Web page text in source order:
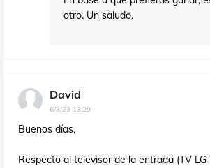
otro. Un saludo.
David
6/3/23 13:29
Buenos días,
Respecto al televisor de la entrada (TV LG